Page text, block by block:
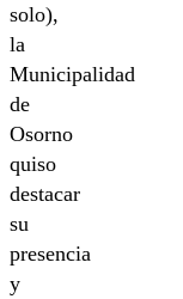
solo),
la
Municipalidad
de
Osorno
quiso
destacar
su
presencia
y